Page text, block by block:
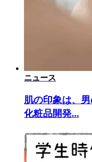
ニュース
肌の印象は、
化粧品開発...